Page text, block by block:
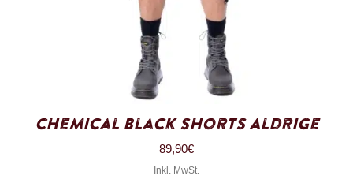
Chemical Black Shorts Aldrige
89,90€
Inkl. MwSt.